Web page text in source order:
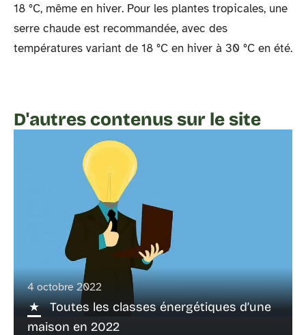
18 °C, même en hiver. Pour les plantes tropicales, une
serre chaude est recommandée, avec des
températures variant de 18 °C en hiver à 30 °C en été.
D'autres contenus sur le site
4 octobre 2022
Toutes les classes énergétiques d’une
maison en 2022